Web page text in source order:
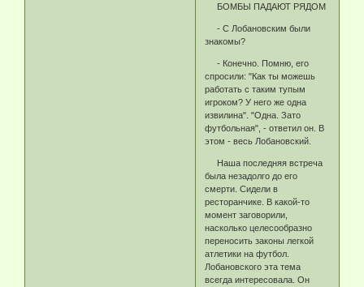
БОМБЫ ПАДАЮТ РЯДОМ
- С Лобановским были
знакомы?
- Конечно. Помню, его
спросили: "Как ты можешь
работать с таким тупым
игроком? У него же одна
извилина". "Одна. Зато
футбольная", - ответил он. В
этом - весь Лобановский.
Наша последняя встреча
была незадолго до его
смерти. Сидели в
ресторанчике. В какой-то
момент заговорили,
насколько целесообразно
переносить законы легкой
атлетики на футбол.
Лобановского эта тема
всегда интересовала. Он